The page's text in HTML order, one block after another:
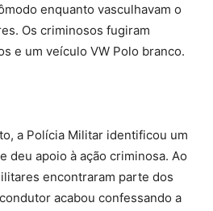
enquanto vasculhavam o
Os criminosos fugiram
e um veículo VW Polo branco.
a Polícia Militar identificou um
deu apoio à ação criminosa. Ao
encontraram parte dos
acabou confessando a